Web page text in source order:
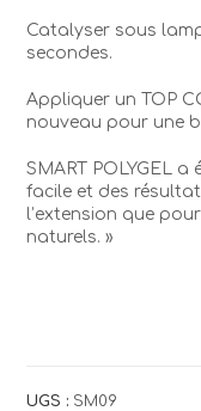
Catalyser sous
secondes.
Appliquer un TOP
nouveau pour une
SMART POLYGEL
facile et des
l’extension que
naturels. »
UGS : SM09